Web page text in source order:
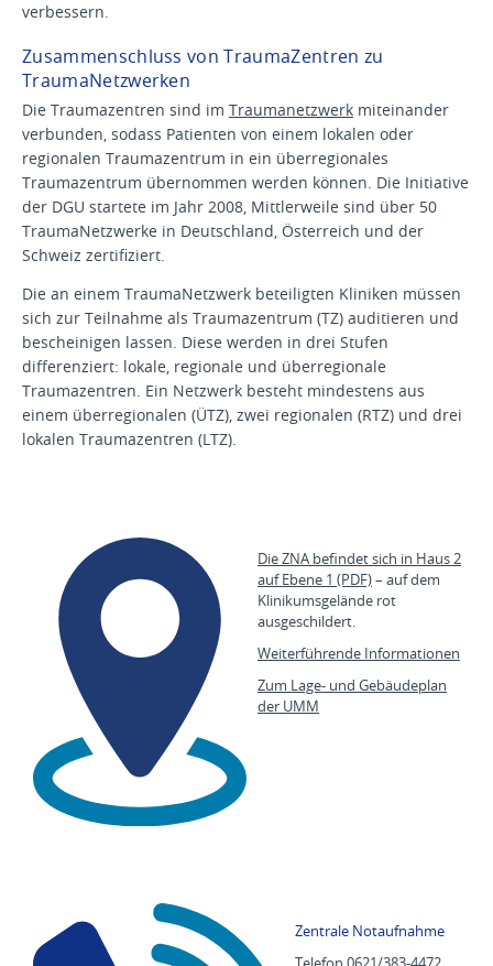
verbessern.
Zusammenschluss von TraumaZentren zu
TraumaNetzwerken
Die Traumazentren sind im Traumanetzwerk miteinander
verbunden, sodass Patienten von einem lokalen oder
regionalen Traumazentrum in ein überregionales
Traumazentrum übernommen werden können. Die Initiative
der DGU startete im Jahr 2008, Mittlerweile sind über 50
TraumaNetzwerke in Deutschland, Österreich und der
Schweiz zertifiziert.
Die an einem TraumaNetzwerk beteiligten Kliniken müssen
sich zur Teilnahme als Traumazentrum (TZ) auditieren und
bescheinigen lassen. Diese werden in drei Stufen
differenziert: lokale, regionale und überregionale
Traumazentren. Ein Netzwerk besteht mindestens aus
einem überregionalen (ÜTZ), zwei regionalen (RTZ) und drei
lokalen Traumazentren (LTZ).
Die ZNA befindet sich in Haus 2
auf Ebene 1 (PDF)– auf dem
Klinikumsgelände rot
ausgeschildert.
Weiterführende Informationen
Zum Lage- und Gebäudeplan
der UMM
Zentrale Notaufnahme